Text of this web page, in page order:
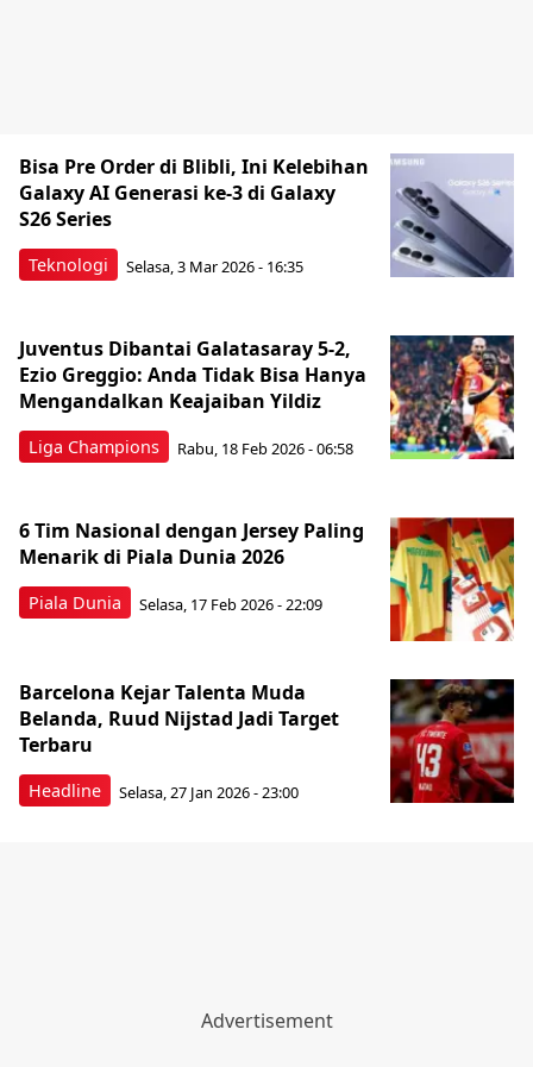
Teknologi
Bisa Pre Order di Blibli, Ini Kelebihan
Galaxy AI Generasi ke-3 di Galaxy
S26 Series
Selasa, 3 Mar 2026 - 16:35
Liga Champions
Juventus Dibantai Galatasaray 5-2,
Ezio Greggio: Anda Tidak Bisa Hanya
Mengandalkan Keajaiban Yildiz
Rabu, 18 Feb 2026 - 06:58
Piala Dunia
6 Tim Nasional dengan Jersey Paling
Menarik di Piala Dunia 2026
Selasa, 17 Feb 2026 - 22:09
Headline
Barcelona Kejar Talenta Muda
Belanda, Ruud Nijstad Jadi Target
Terbaru
Selasa, 27 Jan 2026 - 23:00